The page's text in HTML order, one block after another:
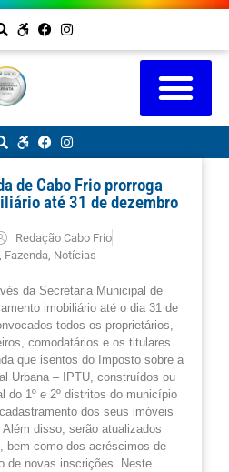
de Cabo Frio prorroga
até 31 de dezembro
Redação Cabo Frio
Fazenda Notícias
da Secretaria Municipal de
imobiliário até o dia 31 de
todos os proprietários,
comodatários e os titulares
que isentos do Imposto sobre a
Urbana – IPTU, construídos ou
do 1º e 2º distritos do município
dos seus imóveis
disso, serão atualizados
bem como dos acréscimos de
de novas inscrições. Neste